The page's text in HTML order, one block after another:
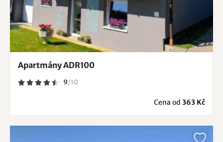
Apartmány ADR100
9/10
Cena od 363 Kč